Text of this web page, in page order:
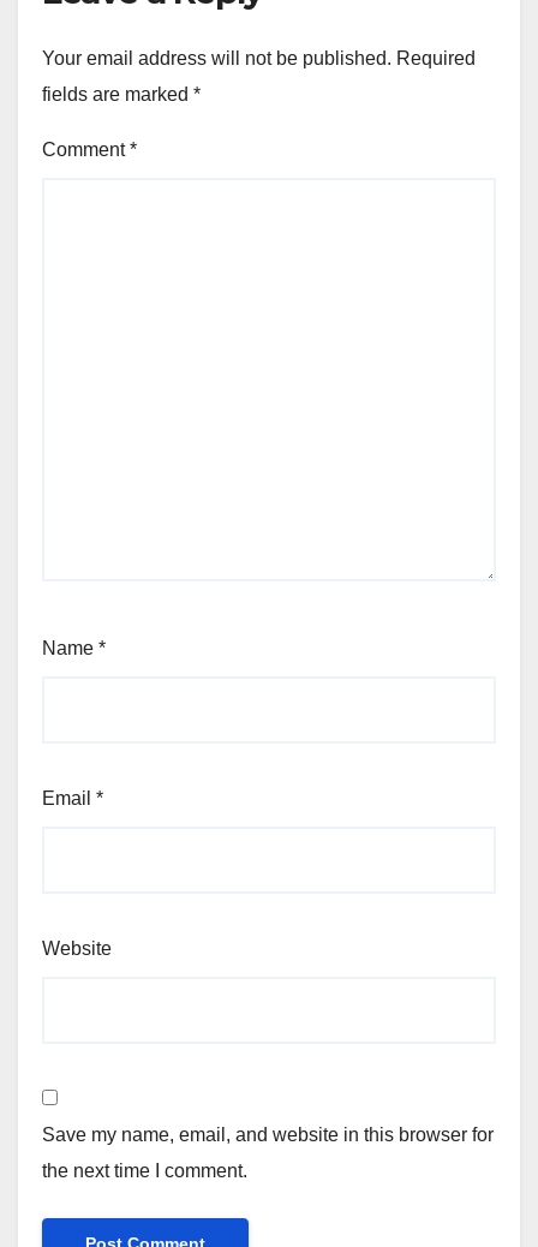
Your email address will not be published. Required
fields are marked *
Comment*
Name *
Email *
Website
Save my name, email, and website in this browser for
the next time I comment.